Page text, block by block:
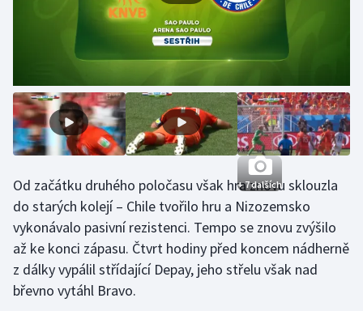
Veslování
Volejbal
Ostatní
+ 7 dalších
Od začátku druhého poločasu však hra znovu sklouzla
do starých kolejí – Chile tvořilo hru a Nizozemsko
vykonávalo pasivní rezistenci. Tempo se znovu zvýšilo
až ke konci zápasu. Čtvrt hodiny před koncem nádherně
z dálky vypálil střídající Depay, jeho střelu však nad
břevno vytáhl Bravo.